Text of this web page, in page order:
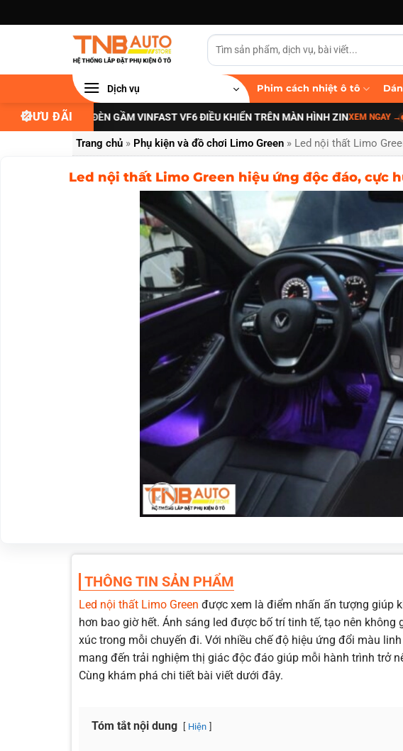
qua
Dịch vụ Phim cách nhiệt ô tô
ƯU ĐÃI
CẤP ĐÈN GẦM VINFAST VF6 ĐIỀU KHIỂN TRÊN MÀN HÌNH ZINXEM NGAY→ DÁN
Trang chủ » Phụ kiện và đồ chơi Limo Green » Led nội thất Limo
Led nội thất Limo Green hiệu ứng độc đáo, cực
THÔNG TIN SẢN PHẨM
Led nội thất Limo Green được xem là điểm nhấn ấn tượng giúp
hơn bao giờ hết. Ánh sáng led được bố trí tinh tế, tạo nên
xúc trong mỗi chuyến đi. Với nhiều chế độ hiệu ứng đổi màu
mang đến trải nghiệm thị giác độc đáo giúp mỗi hành trình trở
Cùng khám phá chi tiết bài viết dưới đây.
Tóm tắt nội dung Hiện